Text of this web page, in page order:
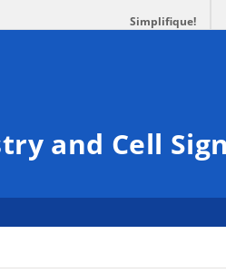
Simplifique!
and Cell